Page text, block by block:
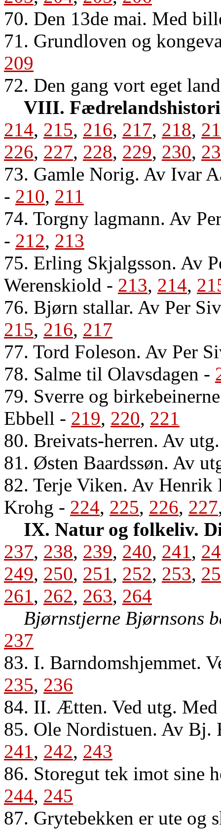
70. Den 13de mai. Med
71. Grundloven og
209
72. Den gang vort eget
VIII.
214, 215, 216, 217, 218,
226, 227, 228, 229, 230,
73. Gamle Norig. Av Ivar
- 210, 211
74. Torgny lagmann. Av
- 212, 213
75. Erling Skjalgsson. Av
Werenskiold - 213, 214,
76. Bjørn stallar. Av Per
215, 216, 217
77. Tord Foleson. Av Per
78. Salme til Olavsdagen -
79. Sverre og
Ebbell - 219, 220, 221
80. Breivats-herren. Av utg.
81. Østen Baardssøn. Av
82. Terje Viken. Av Henrik
Krohg - 224, 225, 226, 227
IX. Natur og folkeliv.
237, 238, 239, 240, 241,
249, 250, 251, 252, 253,
261, 262, 263, 264
Bjørnstjerne Bjørnsons
237
83. I. Barndomshjemmet.
235, 236
84. II. Ætten. Ved utg.
85. Ole Nordistuen. Av Bj.
241, 242, 243
86. Storegut tek imot sine
244, 245
87. Grytebekken er ute og